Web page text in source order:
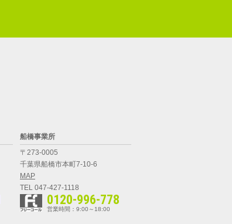
船橋事業所
〒273-0005
千葉県船橋市本町7-10-6
MAP
TEL 047-427-1118
0120-996-778
営業時間：9:00～18:00